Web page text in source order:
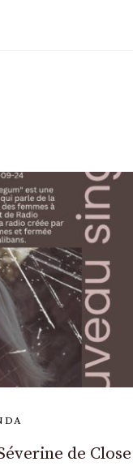
de Close